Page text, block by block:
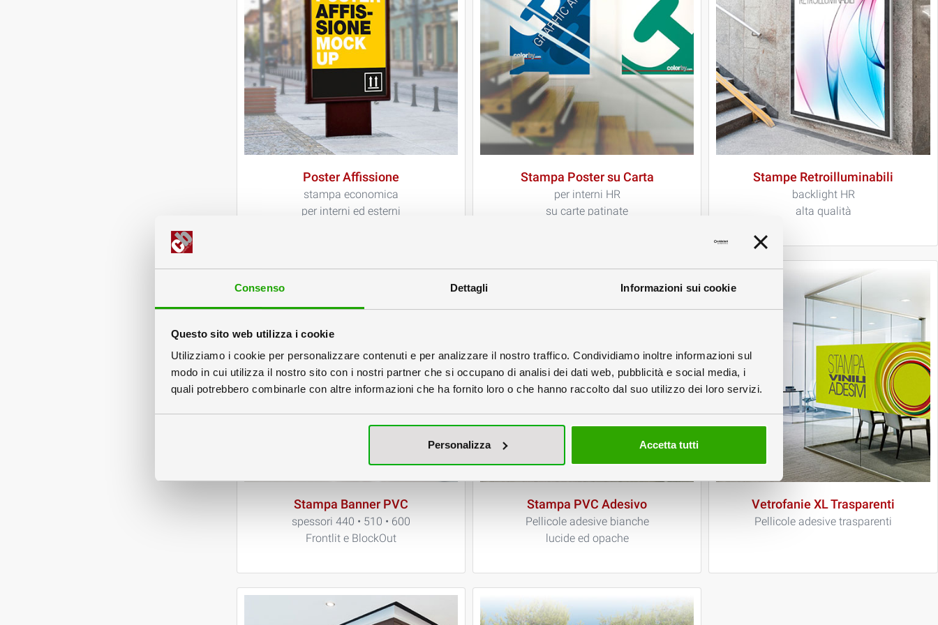
Consenso Dettagli Informazioni sui cookie
Questo sito web utilizza i cookie
Utilizziamo i cookie per personalizzare contenuti e per analizzare il nostro traffico. Condividiamo inoltre informazioni sul
modo in cui utilizza il nostro sito con i nostri partner che si occupano di analisi dei dati web, pubblicità e social media, i
quali potrebbero combinarle con altre informazioni che ha fornito loro o che hanno raccolto dal suo utilizzo dei loro servizi.
Personalizza Accetta tutti
Poster Affissione
stampa economica
per interni ed esterni
Stampa Poster su Carta
per interni HR
su carte patinate
Stampe Retroilluminabili
backlight HR
alta qualità
Stampa Banner PVC
spessori 440 • 510 • 600
Frontlit e BlockOut
Stampa PVC Adesivo
Pellicole adesive bianche
lucide ed opache
Vetrofanie XL Trasparenti
Pellicole adesive trasparenti